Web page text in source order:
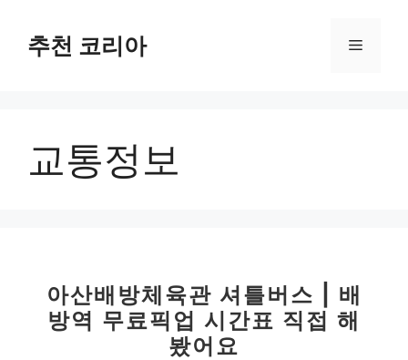
추천 코리아 메
교통정보
아산배방체육관 셔틀버스 | 배
방역 무료픽업 시간표 직접 해
봤어요